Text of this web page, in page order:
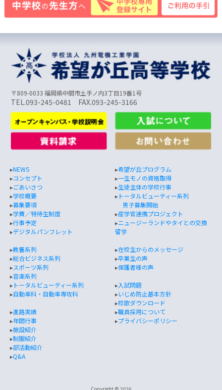
〒809-0033 福岡県中間市土手ノ内3丁目19番1号
TEL.093-245-0481 FAX.093-245-3166
▸NEWS
▸コンセプト
▸ごあいさつ
▸学校概要
▸募集要項
▸学費／特待生制度
▸行事予定
▸デジタルパンフレット
▸教養系列
▸総合ビジネス系列
▸スポーツ系列
▸音楽系列
▸トータルビューティー系列
▸自動車科・自動車専攻科
▸進路実績
▸年間行事
▸施設紹介
▸制服紹介
▸部活動紹介
▸Q&A
▸希望が丘プログラム
▸一生モノの資格取得
▸生徒主体の学校行事
▸トータルビューティー系列
男子募集開始
▸産学官連携プロジェクト
▸ニュージーランドやタイとの交換
留学
▸在校生からのメッセージ
▸卒業生の声
▸保護者様の声
▸入試問題
▸いじめ防止基本方針
▸校歌ダウンロード
▸職員採用について
▸プライバシーポリシー